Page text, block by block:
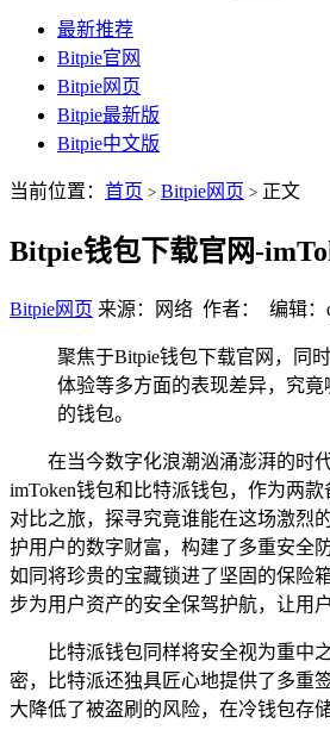
最新推荐
Bitpie官网
Bitpie网页
Bitpie最新版
Bitpie中文版
当前位置： 首页 > Bitpie网页 > 正文
Bitpie钱包下载官网-
Bitpie网页 来源：网络 作者： 编辑：
聚焦于Bitpie钱包下载官网，同
体验等多方面的表现差异，究
的钱包。
在当今数字化浪潮汹涌澎湃的时
imToken钱包和比特派钱包，作为两
对比之旅，探寻究竟谁能在这场激烈
护用户的数字财富，构建了多重安全
如同将珍贵的宝藏锁进了坚固的保险
步为用户资产的安全保驾护航，让用
比特派钱包同样将安全视为重中
密，比特派还独具匠心地提供了多重
大降低了被盗刷的风险，在冷钱包存